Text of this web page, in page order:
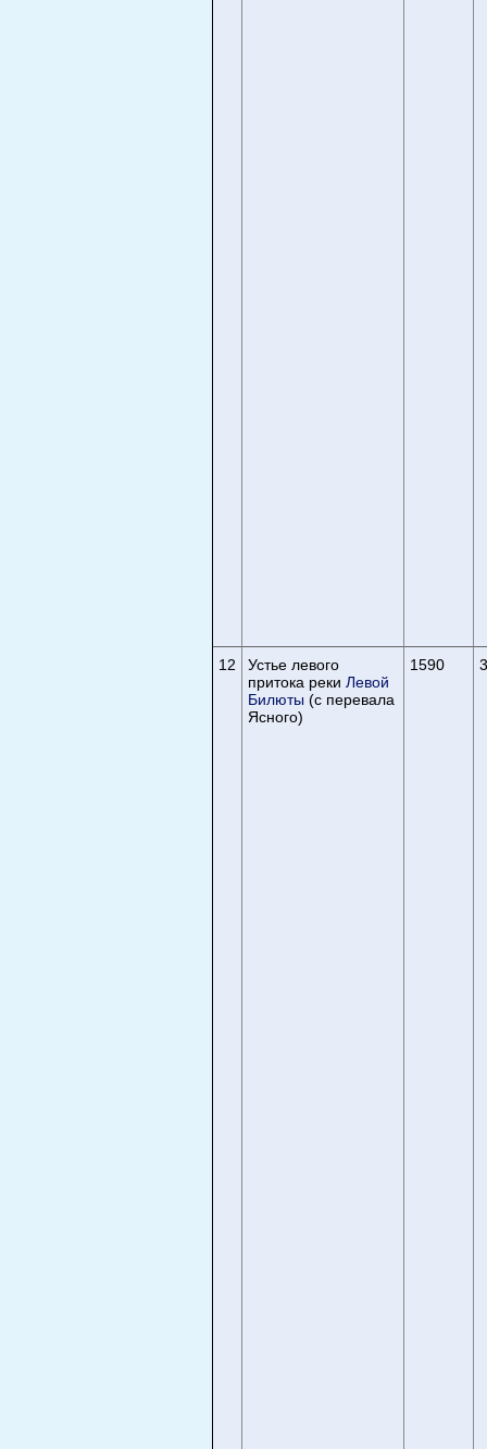
12
Устье левого
притока реки Левой
Билюты (с перевала
Ясного)
1590